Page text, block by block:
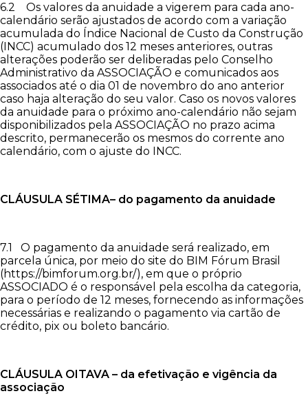
6.2 Os valores da anuidade a vigerem para cada ano-
calendário serão ajustados de acordo com a variação
acumulada do Índice Nacional de Custo da Construção
(INCC) acumulado dos 12 meses anteriores, outras
alterações poderão ser deliberadas pelo Conselho
Administrativo da ASSOCIAÇÃO e comunicados aos
associados até o dia 01 de novembro do ano anterior
caso haja alteração do seu valor. Caso os novos valores
da anuidade para o próximo ano-calendário não sejam
disponibilizados pela ASSOCIAÇÃO no prazo acima
descrito, permanecerão os mesmos do corrente ano
calendário, com o ajuste do INCC.
CLÁUSULA SÉTIMA– do pagamento da anuidade
7.1 O pagamento da anuidade será realizado, em
parcela única, por meio do site do BIM Fórum Brasil
(https://bimforum.org.br/), em que o próprio
ASSOCIADO é o responsável pela escolha da categoria,
para o período de 12 meses, fornecendo as informações
necessárias e realizando o pagamento via cartão de
crédito, pix ou boleto bancário.
CLÁUSULA OITAVA – da efetivação e vigência da
associação